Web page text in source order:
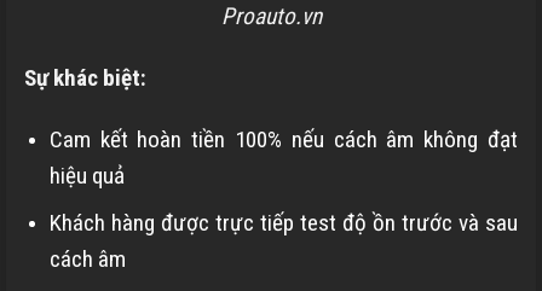
Proauto.vn
Sự khác biệt:
Cam kết hoàn tiền 100% nếu cách âm không đạt
hiệu quả
Khách hàng được trực tiếp test độ ồn trước và sau
cách âm